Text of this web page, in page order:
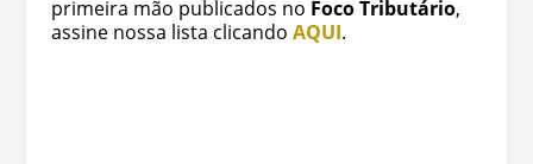
primeira mão publicados no Foco Tributário,
assine nossa lista clicando AQUI.